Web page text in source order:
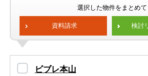
選択した物件をまとめて
資料請求 検討
ビブレ本山